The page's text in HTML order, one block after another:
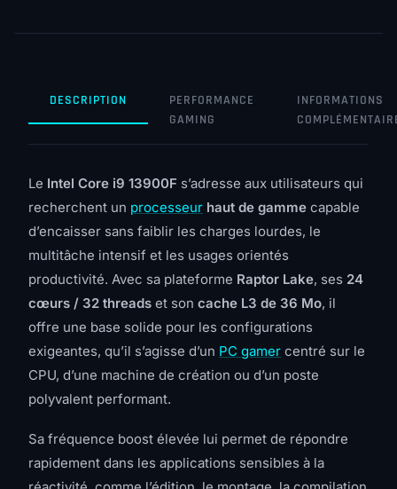
DESCRIPTION
PERFORMANCE
GAMING
INFORMATIONS
Le Intel Core i9 13900F s’adresse aux utilisateurs qui
recherchent un processeur haut de gamme capable
d’encaisser sans faiblir les charges lourdes, le
multitâche intensif et les usages orientés
productivité. Avec sa plateforme Raptor Lake, ses 24
cœurs / 32 threads et son cache L3 de 36 Mo, il
offre une base solide pour les configurations
exigeantes, qu’il s’agisse d’un PC gamer centré sur le
CPU, d’une machine de création ou d’un poste
polyvalent performant.
Sa fréquence boost élevée lui permet de répondre
rapidement dans les applications sensibles à la